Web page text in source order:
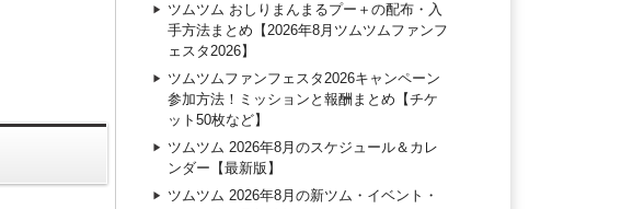
ツムツム おしりまんまるプー＋の配布・入
手方法まとめ【2026年8月ツムツムファンフ
ェスタ2026】
ツムツムファンフェスタ2026キャンペーン
参加方法！ミッションと報酬まとめ【チケ
ット50枚など】
ツムツム 2026年8月のスケジュール＆カレ
ンダー【最新版】
ツムツム 2026年8月の新ツム・イベント・